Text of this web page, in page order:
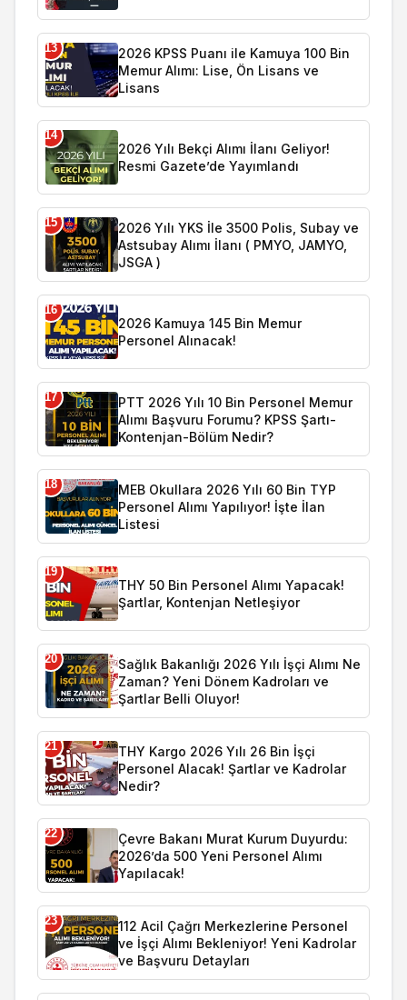
13
2026 KPSS Puanı ile Kamuya 100 Bin
Memur Alımı: Lise, Ön Lisans ve
Lisans
14
2026 Yılı Bekçi Alımı İlanı Geliyor!
Resmi Gazete’de Yayımlandı
15
2026 Yılı YKS İle 3500 Polis, Subay ve
Astsubay Alımı İlanı ( PMYO, JAMYO,
JSGA )
16
2026 Kamuya 145 Bin Memur
Personel Alınacak!
17
PTT 2026 Yılı 10 Bin Personel Memur
Alımı Başvuru Forumu? KPSS Şartı-
Kontenjan-Bölüm Nedir?
18
MEB Okullara 2026 Yılı 60 Bin TYP
Personel Alımı Yapılıyor! İşte İlan
Listesi
19
THY 50 Bin Personel Alımı Yapacak!
Şartlar, Kontenjan Netleşiyor
20
Sağlık Bakanlığı 2026 Yılı İşçi Alımı Ne
Zaman? Yeni Dönem Kadroları ve
Şartlar Belli Oluyor!
21
THY Kargo 2026 Yılı 26 Bin İşçi
Personel Alacak! Şartlar ve Kadrolar
Nedir?
22
Çevre Bakanı Murat Kurum Duyurdu:
2026’da 500 Yeni Personel Alımı
Yapılacak!
23
112 Acil Çağrı Merkezlerine Personel
ve İşçi Alımı Bekleniyor! Yeni Kadrolar
ve Başvuru Detayları